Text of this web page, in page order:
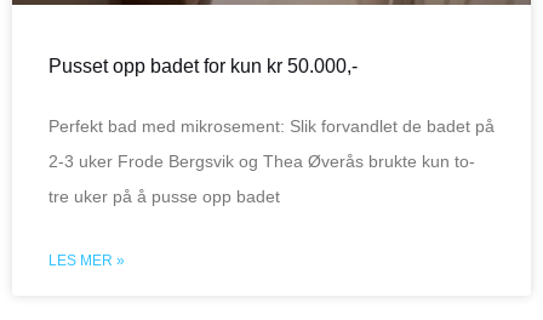
Pusset opp badet for kun kr 50.000,-
Perfekt bad med mikrosement: Slik forvandlet de badet på
2-3 uker Frode Bergsvik og Thea Øverås brukte kun to-
tre uker på å pusse opp badet
LES MER »